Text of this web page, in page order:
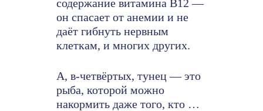
содержание витамина В12 —
он спасает от анемии и не
даёт гибнуть нервным
клеткам, и многих других.
А, в-четвёртых, тунец — это
рыба, которой можно
накормить даже того, кто …